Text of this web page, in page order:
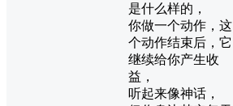
是什么样的，
你做一个动作，这
个动作结束后，它
继续给你产生收
益，
听起来像神话，